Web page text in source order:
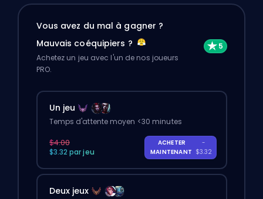
Vous avez du mal à gagner ?
Mauvais coéquipiers ?
Achetez un jeu avec l'un de nos joueurs
PRO.
Un jeu
Temps d'attente moyen <30 minutes
$4.00
$3.32 par jeu
ACHETER
MAINTENANT
-
$3.32
Deux jeux